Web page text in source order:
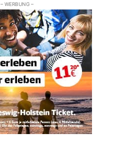
– WERBUNG –